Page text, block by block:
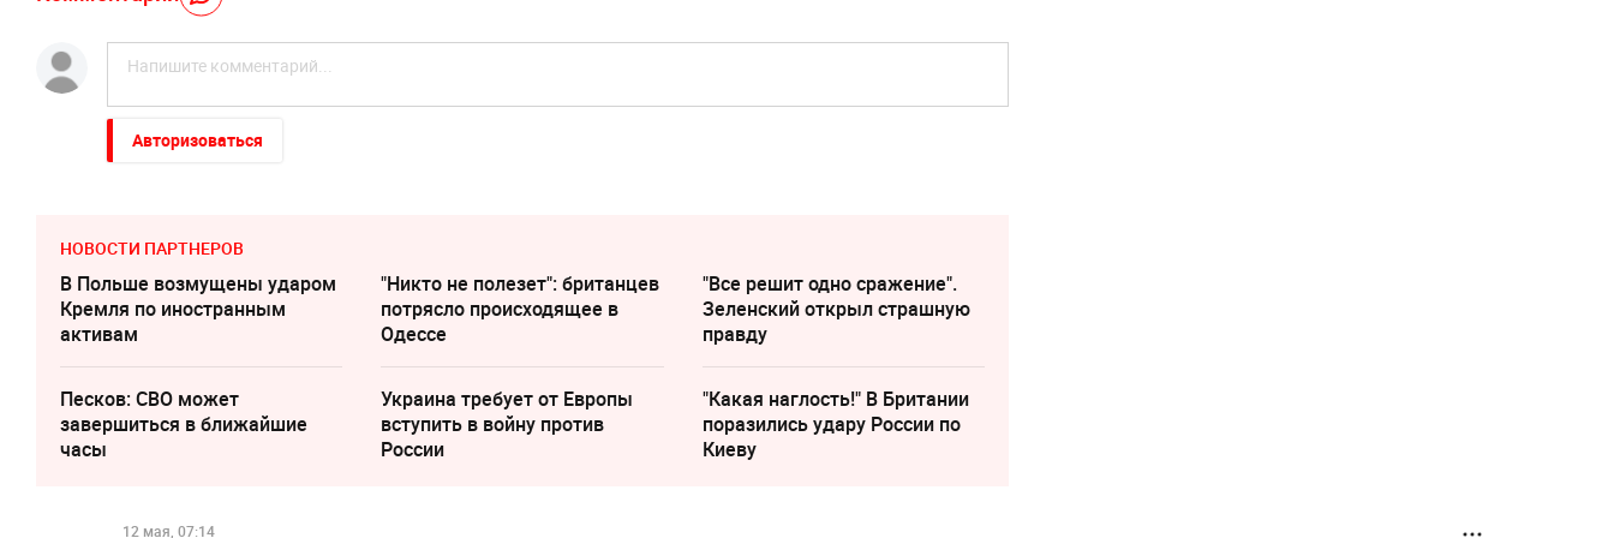
Авторизоваться
НОВОСТИ ПАРТНЕРОВ
В Польше возмущены ударом
Кремля по иностранным
активам
"Никто не полезет": британцев
потрясло происходящее в
Одессе
"Все решит одно сражение".
Зеленский открыл страшную
правду
Песков: СВО может
завершиться в ближайшие
часы
Украина требует от Европы
вступить в войну против
России
"Какая наглость!" В Британии
поразились удару России по
Киеву
12 мая, 07:14